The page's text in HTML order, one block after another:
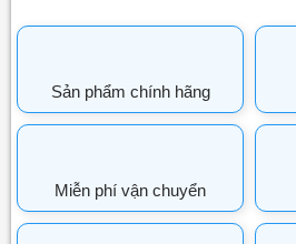
Sản phẩm chính hãng
Miễn phí vận chuyển